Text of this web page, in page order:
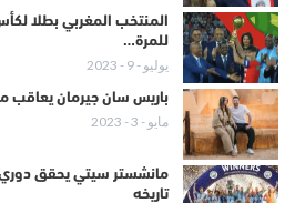
للمرة…
يوليو - 9 - 2023
باريس سان جيرمان يعاقب
مايو - 3 - 2023
مانشستر سيتي يحقق دوري
تاريخه